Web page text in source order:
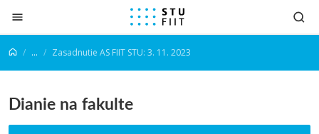
Prejsť na obsah
... Zasadnutie AS FIIT STU: 3. 11. 2023
Dianie na fakulte